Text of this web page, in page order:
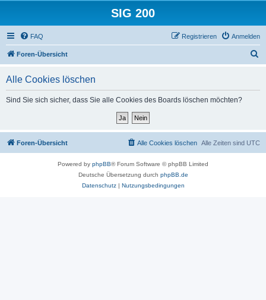
SIG 200
FAQ Anmelden
Registrieren
Foren-Übersicht
Alle Cookies löschen
Sind Sie sich sicher, dass Sie alle Cookies des Boards löschen möchten?
Foren-Übersicht Alle Zeiten sind UTC
Alle Cookies löschen
Powered by phpBB® Forum Software © phpBB Limited
Deutsche Übersetzung durch phpBB.de
Datenschutz| Nutzungsbedingungen